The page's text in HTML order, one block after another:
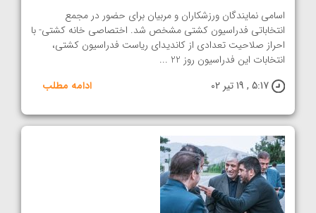
اسامی نمایندگان ورزشکاران و مربیان برای حضور در مجمع
انتخاباتی فدراسیون کشتی مشخص شد. اختصاصی خانه کشتی- با
احراز صلاحیت تعدادی از کاندیدای ریاست فدراسیون کشتی،
انتخابات این فدراسیون روز 22 ...
5:17 , 19 تیر 02
ادامه مطلب